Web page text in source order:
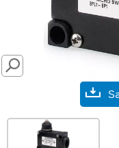
SEARCH